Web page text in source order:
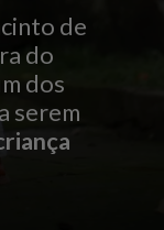
de
do
dos
serem